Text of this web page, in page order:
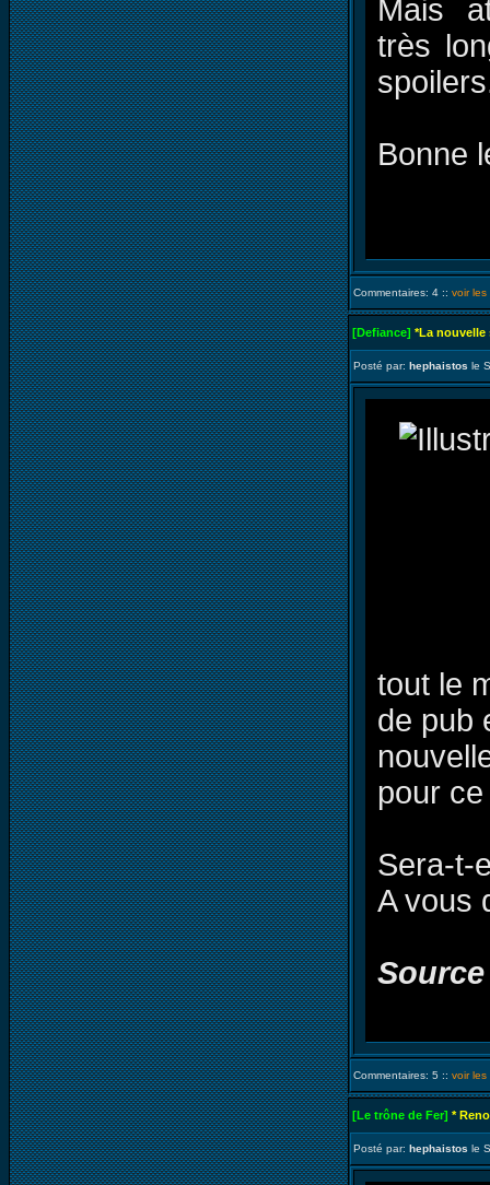
Mais
très
Bonne
Commentaires: 4 :: voir les
[Defiance] *La nouvelle
Posté par: hephaistos le
tout le
de pub
pour
Sera-t-
A vous
Source
Commentaires: 5 :: voir les
[Le trône de Fer] *
Posté par: hephaistos le